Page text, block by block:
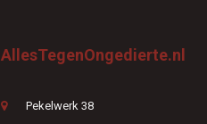
AllesTegenOngedierte.nl
Pekelwerk 38